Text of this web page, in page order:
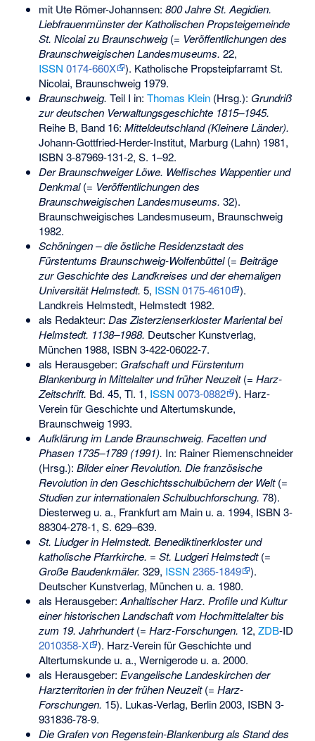
mit Ute Römer-Johannsen: 800 Jahre St. Aegidien.
Liebfrauenmünster der Katholischen Propsteigemeinde
St. Nicolai zu Braunschweig(= Veröffentlichungen des
Braunschweigischen Landesmuseums. 22,
ISSN 0174-660X
). Katholische Propsteipfarramt St.
Nicolai, Braunschweig 1979.
Braunschweig. Teil I in: Thomas Klein(Hrsg.): Grundriß
zur deutschen Verwaltungsgeschichte 1815–1945.
Reihe B, Band 16: Mitteldeutschland (Kleinere Länder).
Johann-Gottfried-Herder-Institut, Marburg (Lahn) 1981,
ISBN 3-87969-131-2, S. 1–92.
Der Braunschweiger Löwe. Welfisches Wappentier und
Denkmal(= Veröffentlichungen des
Braunschweigischen Landesmuseums. 32).
Braunschweigisches Landesmuseum, Braunschweig
1982.
Schöningen – die östliche Residenzstadt des
Fürstentums Braunschweig-Wolfenbüttel(= Beiträge
zur Geschichte des Landkreises und der ehemaligen
Universität Helmstedt. 5, ISSN 0175-4610
).
Landkreis Helmstedt, Helmstedt 1982.
als Redakteur: Das Zisterzienserkloster Mariental bei
Helmstedt. 1138–1988. Deutscher Kunstverlag,
München 1988, ISBN 3-422-06022-7.
als Herausgeber: Grafschaft und Fürstentum
Blankenburg in Mittelalter und früher Neuzeit(= Harz-
Zeitschrift. Bd. 45, Tl. 1, ISSN 0073-0882
). Harz-
Verein für Geschichte und Altertumskunde,
Braunschweig 1993.
Aufklärung im Lande Braunschweig. Facetten und
Phasen 1735–1789 (1991). In: Rainer Riemenschneider
(Hrsg.): Bilder einer Revolution. Die französische
Revolution in den Geschichtsschulbüchern der Welt(=
Studien zur internationalen Schulbuchforschung. 78).
Diesterweg u. a., Frankfurt am Main u. a. 1994, ISBN 3-
88304-278-1, S. 629–639.
St. Liudger in Helmstedt. Benediktinerkloster und
katholische Pfarrkirche. = St. Ludgeri Helmstedt(=
Große Baudenkmäler. 329, ISSN 2365-1849
).
Deutscher Kunstverlag, München u. a. 1980.
als Herausgeber: Anhaltischer Harz. Profile und Kultur
einer historischen Landschaft vom Hochmittelalter bis
zum 19. Jahrhundert(= Harz-Forschungen. 12, ZDB-ID
2010358-X
). Harz-Verein für Geschichte und
Altertumskunde u. a., Wernigerode u. a. 2000.
als Herausgeber: Evangelische Landeskirchen der
Harzterritorien in der frühen Neuzeit(= Harz-
Forschungen. 15). Lukas-Verlag, Berlin 2003, ISBN 3-
931836-78-9.
Die Grafen von Regenstein-Blankenburg als Stand des